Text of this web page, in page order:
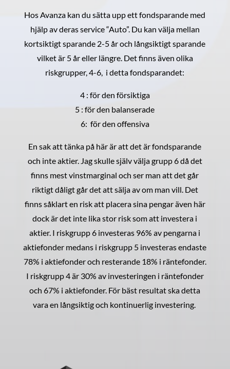
Hos Avanza kan du sätta upp ett fondsparande med
hjälp av deras service “Auto”. Du kan välja mellan
kortsiktigt sparande 2-5 år och långsiktigt sparande
vilket är 5 år eller längre. Det finns även olika
riskgrupper, 4-6, i detta fondsparandet:
4 : för den försiktiga
5 : för den balanserade
6: för den offensiva
En sak att tänka på här är att det är fondsparande
och inte aktier. Jag skulle själv välja grupp 6 då det
finns mest vinstmarginal och ser man att det går
riktigt dåligt går det att sälja av om man vill. Det
finns såklart en risk att placera sina pengar även här
dock är det inte lika stor risk som att investera i
aktier. I riskgrupp 6 investeras 96% av pengarna i
aktiefonder medans i riskgrupp 5 investeras endaste
78% i aktiefonder och resterande 18% i räntefonder.
I riskgrupp 4 är 30% av investeringen i räntefonder
och 67% i aktiefonder. För bäst resultat ska detta
vara en långsiktig och kontinuerlig investering.